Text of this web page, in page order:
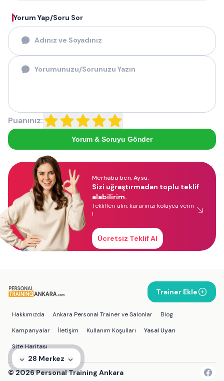
28 Merkez
Yorum Yap/Soru Sor
Puanınız:
Yorum & Soruyu Gönder
Merhaba ben, Aysu.
Sizi uğraştırmadan toplu teklif
alabilirim.
Teklifleri alın, kararınızı kolayca verin
!
Ücretsiz Teklif Al
Trainer Ekle
Hakkımızda Ankara Personal Trainer ve Salonlar
Blog
Kampanyalar
İletişim Kullanım Koşulları
Yasal Uyarı
Site Haritası
©2026Personal Training Ankara